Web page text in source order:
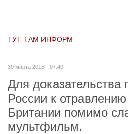
ТУТ-ТАМ ИНФОРМ
30 марта 2018 - 07:40
Для доказательства
России к
Британии помимо
мультфильм.